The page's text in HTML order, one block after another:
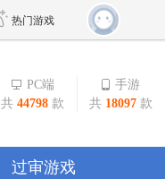
热门游戏
传奇4
新天龙八部
PC端
共 44798 款
手游
共 18097 款
过审游戏